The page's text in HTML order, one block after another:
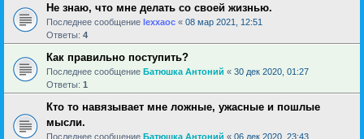
Не знаю, что мне делать со своей жизнью.
Последнее сообщение lexxaoc « 08 мар 2021, 12:51
Ответы: 4
Как правильно поступить?
Последнее сообщение Батюшка Антоний « 30 дек 2020, 01:27
Ответы: 1
Кто то навязывает мне ложные, ужасные и пошлые
мысли.
Последнее сообщение Батюшка Антоний « 06 дек 2020, 23:43